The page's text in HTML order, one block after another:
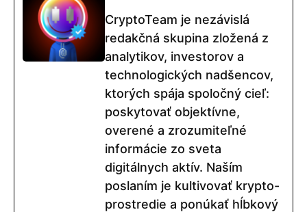
CryptoTeam je nezávislá
redakčná skupina zložená z
analytikov, investorov a
technologických nadšencov,
ktorých spája spoločný cieľ:
poskytovať objektívne,
overené a zrozumiteľné
informácie zo sveta
digitálnych aktív. Naším
poslaním je kultivovať krypto-
prostredie a ponúkať hĺbkový